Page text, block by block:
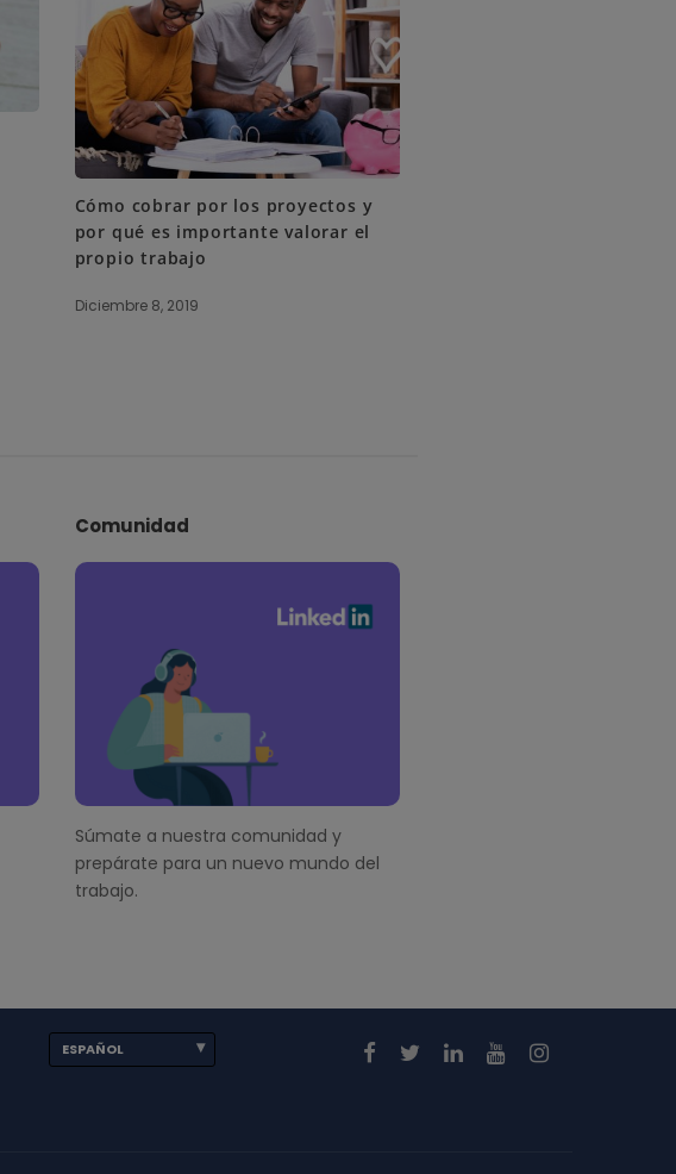
Cómo cobrar por los proyectos y
por qué es importante valorar el
propio trabajo
Diciembre 8, 2019
Comunidad
Súmate a nuestra comunidad y
prepárate para un nuevo mundo del
trabajo.
ESPAÑOL